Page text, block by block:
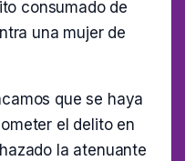
consumado de
una mujer de
que se haya
el delito en
la atenuante